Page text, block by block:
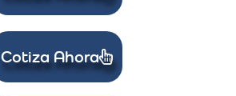
Cotiza Ahora